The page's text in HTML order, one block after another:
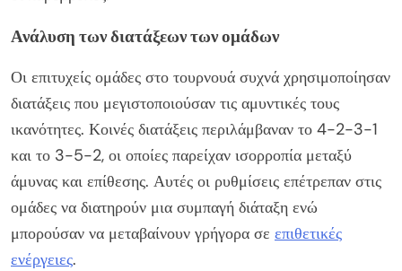
Ανάλυση των διατάξεων των ομάδων
Οι επιτυχείς ομάδες στο τουρνουά συχνά χρησιμοποίησαν
διατάξεις που μεγιστοποιούσαν τις αμυντικές τους
ικανότητες. Κοινές διατάξεις περιλάμβαναν το 4-2-3-1
και το 3-5-2, οι οποίες παρείχαν ισορροπία μεταξύ
άμυνας και επίθεσης. Αυτές οι ρυθμίσεις επέτρεπαν στις
ομάδες να διατηρούν μια συμπαγή διάταξη ενώ
μπορούσαν να μεταβαίνουν γρήγορα σε επιθετικές
ενέργειες.